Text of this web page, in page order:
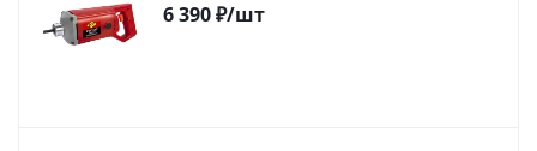
6 390₽/шт